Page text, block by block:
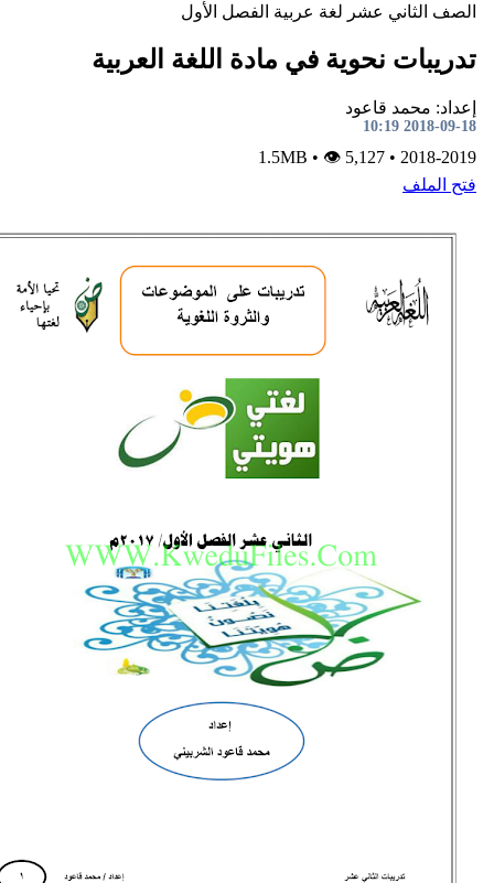
عشر لغة عربية الفصل الأول
نحوية في مادة اللغة العربية
قاعود
•👁 5,127